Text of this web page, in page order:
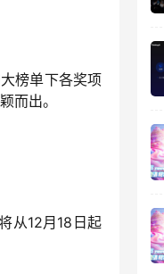
榜单下各奖项
而出。
从12月18日起